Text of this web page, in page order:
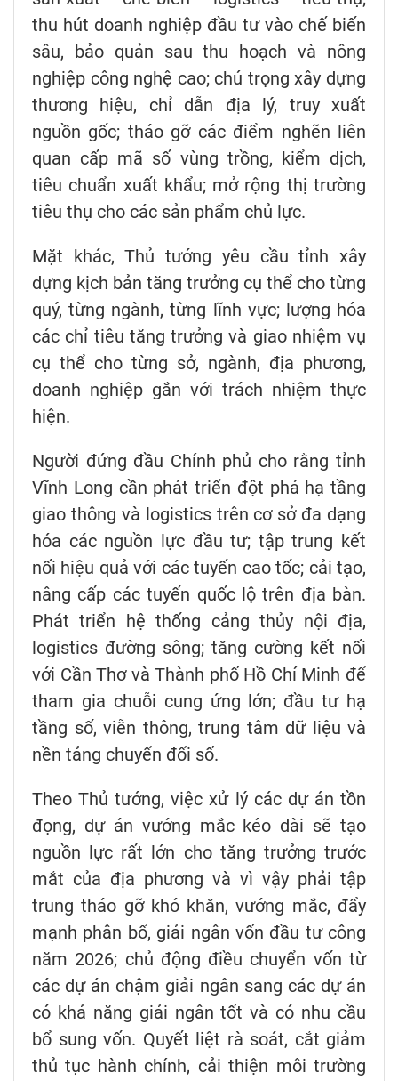
thu hút doanh nghiệp đầu tư vào chế biến
sâu, bảo quản sau thu hoạch và nông
nghiệp công nghệ cao; chú trọng xây dựng
thương hiệu, chỉ dẫn địa lý, truy xuất
nguồn gốc; tháo gỡ các điểm nghẽn liên
quan cấp mã số vùng trồng, kiểm dịch,
tiêu chuẩn xuất khẩu; mở rộng thị trường
tiêu thụ cho các sản phẩm chủ lực.
Mặt khác, Thủ tướng yêu cầu tỉnh xây
dựng kịch bản tăng trưởng cụ thể cho từng
quý, từng ngành, từng lĩnh vực; lượng hóa
các chỉ tiêu tăng trưởng và giao nhiệm vụ
cụ thể cho từng sở, ngành, địa phương,
doanh nghiệp gắn với trách nhiệm thực
hiện.
Người đứng đầu Chính phủ cho rằng tỉnh
Vĩnh Long cần phát triển đột phá hạ tầng
giao thông và logistics trên cơ sở đa dạng
hóa các nguồn lực đầu tư; tập trung kết
nối hiệu quả với các tuyến cao tốc; cải tạo,
nâng cấp các tuyến quốc lộ trên địa bàn.
Phát triển hệ thống cảng thủy nội địa,
logistics đường sông; tăng cường kết nối
với Cần Thơ và Thành phố Hồ Chí Minh để
tham gia chuỗi cung ứng lớn; đầu tư hạ
tầng số, viễn thông, trung tâm dữ liệu và
nền tảng chuyển đổi số.
Theo Thủ tướng, việc xử lý các dự án tồn
đọng, dự án vướng mắc kéo dài sẽ tạo
nguồn lực rất lớn cho tăng trưởng trước
mắt của địa phương và vì vậy phải tập
trung tháo gỡ khó khăn, vướng mắc, đẩy
mạnh phân bổ, giải ngân vốn đầu tư công
năm 2026; chủ động điều chuyển vốn từ
các dự án chậm giải ngân sang các dự án
có khả năng giải ngân tốt và có nhu cầu
bổ sung vốn. Quyết liệt rà soát, cắt giảm
thủ tục hành chính, cải thiện môi trường